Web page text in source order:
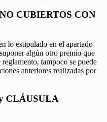
CUBIERTOS CON
lo estipulado en el apartado
algún otro premio que
tampoco se puede
anteriores realizadas por
CLÁUSULA